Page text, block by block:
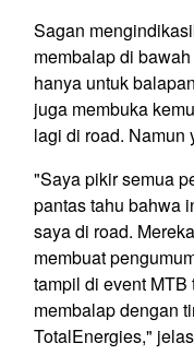
Sagan
membalap di
hanya untuk
juga membuka
lagi di road. Namun
"Saya pikir semua
pantas tahu bahwa
saya di road.
membuat
tampil di event
membalap dengan
TotalEnergies,"